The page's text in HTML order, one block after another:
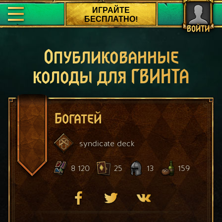
ВОЙТИ
ИГРАЙТЕ
БЕСПЛАТНО!
Опубликованные
колоды для ГВИНТА
Богатей
syndicate deck
8 120 25 13 159